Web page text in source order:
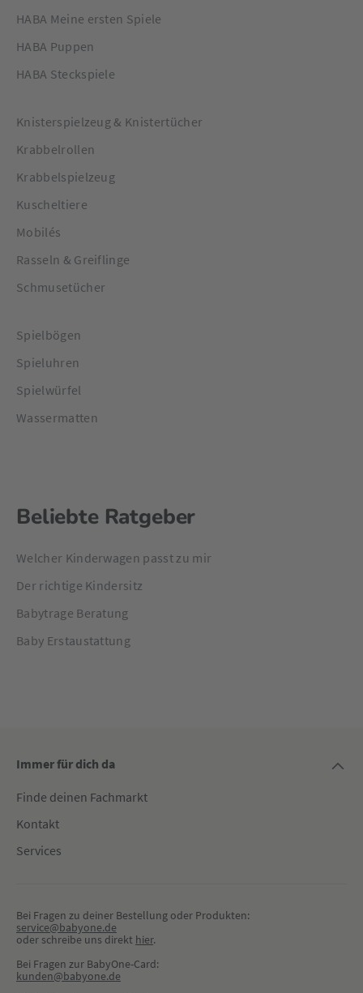
HABA Meine ersten Spiele
HABA Puppen
HABA Steckspiele
Knisterspielzeug & Knistertücher
Krabbelrollen
Krabbelspielzeug
Kuscheltiere
Mobilés
Rasseln & Greiflinge
Schmusetücher
Spielbögen
Spieluhren
Spielwürfel
Wassermatten
Beliebte Ratgeber
Welcher Kinderwagen passt zu mir
Der richtige Kindersitz
Babytrage Beratung
Baby Erstaustattung
Immer für dich da
Finde deinen Fachmarkt
Kontakt
Services
Bei Fragen zu deiner Bestellung oder Produkten:
service@babyone.de
oder schreibe uns direkt hier.
Bei Fragen zur BabyOne-Card:
kunden@babyone.de